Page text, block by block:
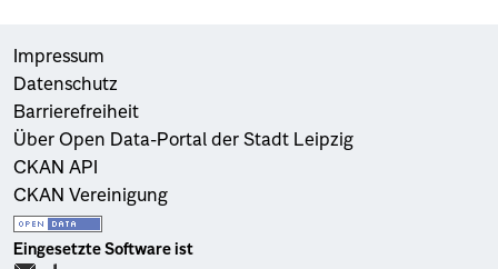
Impressum
Datenschutz
Barrierefreiheit
Über Open Data-Portal der Stadt Leipzig
CKAN API
CKAN Vereinigung
Eingesetzte Software ist